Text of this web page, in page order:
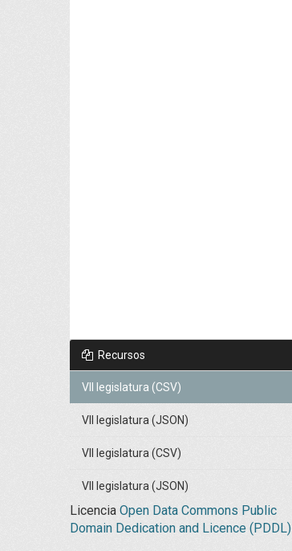
Recursos
VII legislatura (CSV)
VII legislatura (JSON)
VII legislatura (CSV)
VII legislatura (JSON)
Licencia Open Data Commons Public
Domain Dedication and Licence (PDDL)